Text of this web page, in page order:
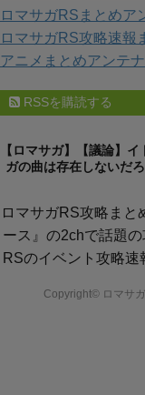
ロマサガRSまとめア
ロマサガRS攻略速報
アニメまとめアンテナ
RSSを購読する
【ロマサガ】【議論】
ガの曲は存在しないだ
ロマサガRS攻略まと
ース』の2chで話題
RSのイベント攻略
Copyright© ロマサ